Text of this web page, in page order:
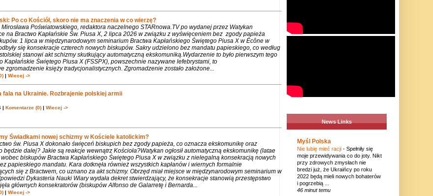
Po co Kościół, skoro nie ma znaczenia w co wierzę?
Poświatowskiego, redaktora naczelnego STARnowa.TV po wydanej przez Watykan
na Bractwo Kapłańskie Św. Piusa X, 2 lipca 2026 w związku z wyświęceniem bez zgody papieża
1 lipca w międzynarodowym seminarium Bractwa Kapłańskiego Świętego Piusa X w Écône w
się konsekracje czterech nowych biskupów. Sakry udzielono bez mandatu papieskiego, co według
stanowi akt schizmy skutkujący automatyczną ekskomuniką.Wydarzenie to było pierwszym tego
Kapłańskie Świętego Piusa X (FSSPX), powszechnie nazywane lefebrystami, to
zgromadzenie księży tradycjonalistycznych. Zgromadzenie zostało założone...
| Wiecej ->
fala na Ukrainie. Rozbrajenie polskiej armii
| Komentarze (0)| Wiecej ->
Świadkami nowej schizmy w Kościele katolickim?
św. Piusa X dokonało święceń biskupich bez zgody papieża, co oznacza ekskomunikę oraz
będzie dalej? Jakie są reakcje wewnątrz Kościoła?Watykan ogłosił automatyczną ekskomunikę (latae
biskupów Bractwa Kapłańskiego Świętego Piusa X w związku z nielegalną konsekracją nowych
papieskiego mandatu. Kara dotknęła również wszystkich kapłanów i wiernych formalnie
się z Bractwem, co uznano za akt schizmy. Obrzęd miał miejsce w międzynarodowym seminarium w
Dykasteria Nauki Wiary wydała dekret stwierdzający, że konsekracje stanowią przestępstwo
głównych konsekratorów (biskupów Alfonso de Galarretę i Bernarda...
| Wiecej ->
News Links
Myśl Polska
Nie lubię mieć racji - Spełniły się
moje przewidywania co do joty. Nikt
przy zdrowych zmysłach nie
bredzi już, że Ukraińcy po roku
2022 będą mieli nowych bohaterów
i pogrzebią ...
46 minut temu